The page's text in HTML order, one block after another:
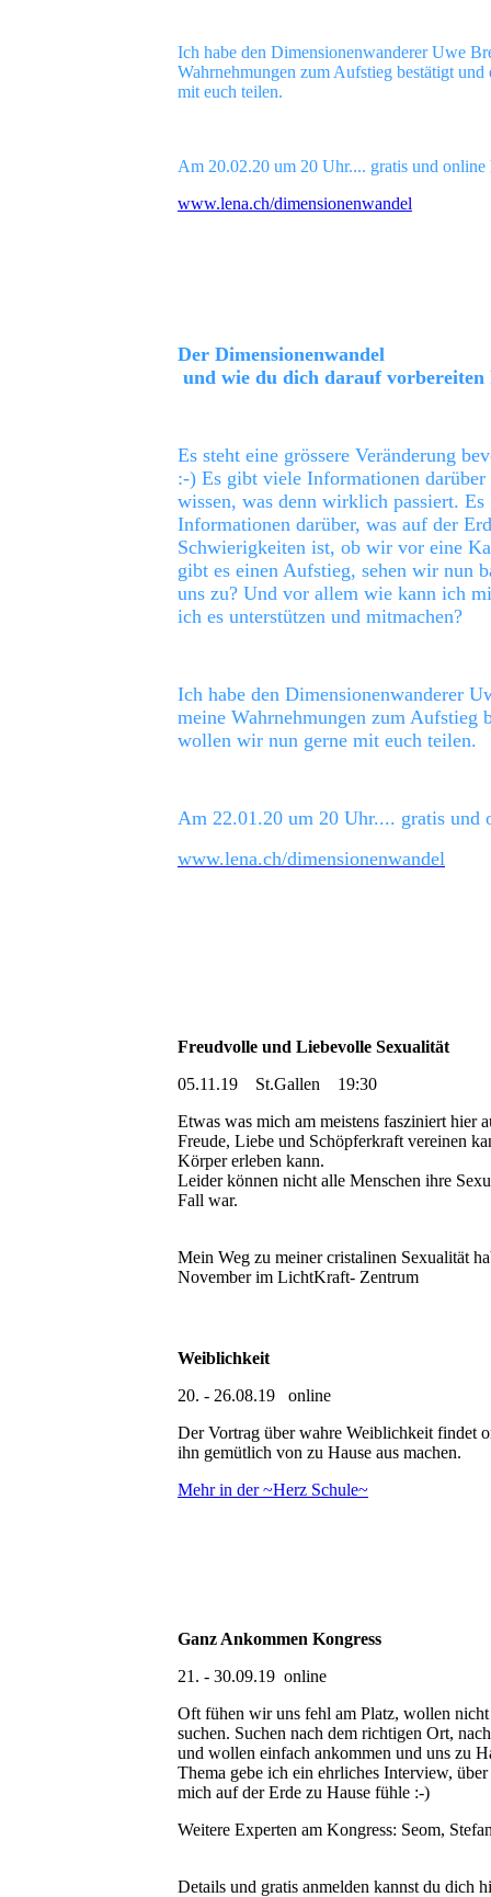
Ich habe den Dimensionenwanderer Uwe
Wahrnehmungen zum Aufstieg bestätigt
mit euch teilen.
Am 20.02.20 um 20 Uhr.... gratis und online
www.lena.ch/dimensionenwandel
Der Dimensionenwandel
und wie du dich darauf vorbereiten
Es steht eine grössere Veränderung
:-) Es gibt viele Informationen
wissen, was denn wirklich passiert.
Informationen darüber, was auf der
Schwierigkeiten ist, ob wir vor eine
gibt es einen Aufstieg, sehen wir nun
uns zu? Und vor allem wie kann ich
ich es unterstützen und mitmachen?
Ich habe den Dimensionenwanderer
meine Wahrnehmungen zum Aufstieg
wollen wir nun gerne mit euch teilen.
Am 22.01.20 um 20 Uhr.... gratis und
www.lena.ch/dimensionenwandel
Freudvolle und Liebevolle Sexualität
05.11.19 St.Gallen 19:30
Etwas was mich am meistens fasziniert hier
Freude, Liebe und Schöpferkraft vereinen
Körper erleben kann.
Leider können nicht alle Menschen ihre
Fall war.
Mein Weg zu meiner cristalinen Sexualität
November im LichtKraft- Zentrum
Weiblichkeit
20. - 26.08.19 online
Der Vortrag über wahre Weiblichkeit findet
ihn gemütlich von zu Hause aus machen.
Mehr in der ~Herz Schule~
Ganz Ankommen Kongress
21. - 30.09.19 online
Oft fühen wir uns fehl am Platz, wollen
suchen. Suchen nach dem richtigen Ort,
und wollen einfach ankommen und uns zu
Thema gebe ich ein ehrliches Interview,
mich auf der Erde zu Hause fühle :-)
Weitere Experten am Kongress: Seom,
Details und gratis anmelden kannst du dich